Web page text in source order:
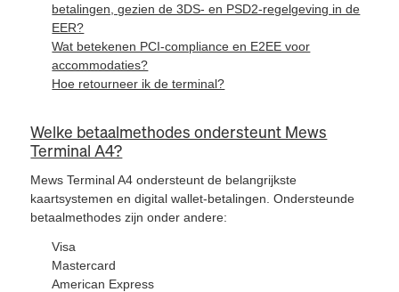
betalingen, gezien de 3DS- en PSD2-regelgeving in de
EER?
Wat betekenen PCI-compliance en E2EE voor
accommodaties?
Hoe retourneer ik de terminal?
Welke betaalmethodes ondersteunt Mews
Terminal A4?
Mews Terminal A4 ondersteunt de belangrijkste
kaartsystemen en digital wallet-betalingen. Ondersteunde
betaalmethodes zijn onder andere:
Visa
Mastercard
American Express